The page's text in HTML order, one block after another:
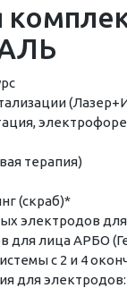
терапия)
(скраб)*
электродов для
для лица АРБО
с 2 и 4
для электродов: